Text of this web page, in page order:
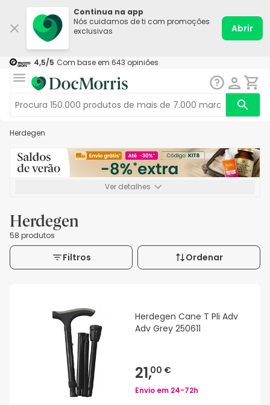
Continua na app
Nós cuidamos de ti com promoções
exclusivas
Abrir
4,5/5 Com base em 643 opiniões
Herdegen
Ver detalhes
Herdegen
58 produtos
Filtros Ordenar
Herdegen Cane T Pli Adv
Adv Grey 250611
21,00 €
Envio em 24-72h